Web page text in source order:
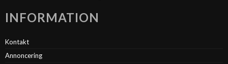
INFORMATION
Kontakt
Annoncering